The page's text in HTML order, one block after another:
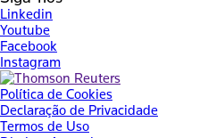
Linkedin
Youtube
Facebook
Instagram
Política de Cookies
Declaração de Privacidade
Termos de Uso